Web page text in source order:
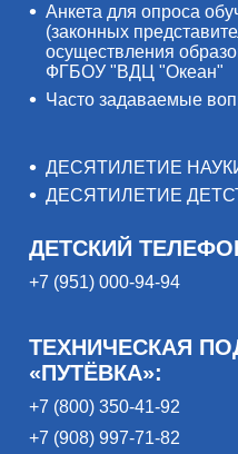
Анкета для опроса
(законных
осуществления
ФГБОУ "ВДЦ "Океан"
Часто задаваемые
ДЕСЯТИЛЕТИЕ
ДЕСЯТИЛЕТИЕ
ДЕТСКИЙ
+7 (951) 000-94-94
ТЕХНИЧЕСКАЯ
«ПУТЁВКА»:
+7 (800) 350-41-92
+7 (908) 997-71-82